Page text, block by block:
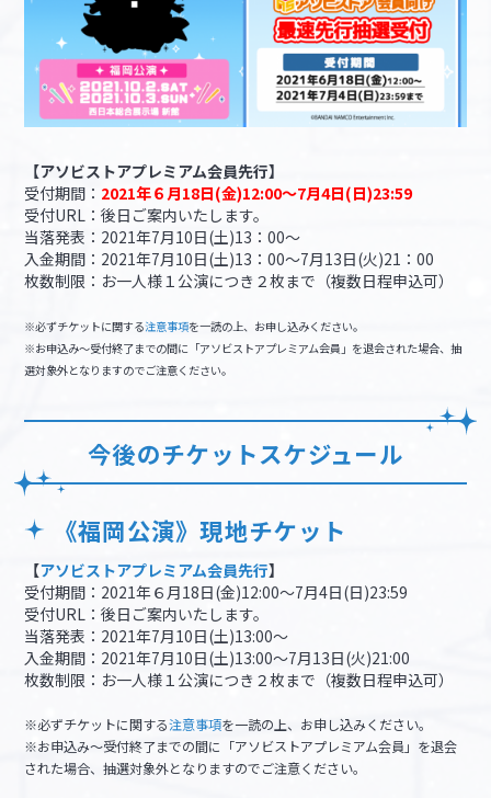
【アソビストアプレミアム会員先行】
受付期間： 2021年６月18日(金)12:00～7月4日(日)23:59
受付URL：後日ご案内いたします。
当落発表：2021年7月10日(土)13：00～
入金期間：2021年7月10日(土)13：00～7月13日(火)21：00
枚数制限：お一人様１公演につき２枚まで（複数日程申込可）
※必ずチケットに関する注意事項を一読の上、お申し込みください。
※お申込み～受付終了までの間に「アソビストアプレミアム会員」を退会された場合、抽
選対象外となりますのでご注意ください。
今後のチケットスケジュール
《福岡公演》現地チケット
【アソビストアプレミアム会員先行】
受付期間：2021年６月18日(金)12:00～7月4日(日)23:59
受付URL：後日ご案内いたします。
当落発表：2021年7月10日(土)13:00～
入金期間：2021年7月10日(土)13:00～7月13日(火)21:00
枚数制限：お一人様１公演につき２枚まで（複数日程申込可）
※必ずチケットに関する注意事項を一読の上、お申し込みください。
※お申込み～受付終了までの間に「アソビストアプレミアム会員」を退会
された場合、抽選対象外となりますのでご注意ください。